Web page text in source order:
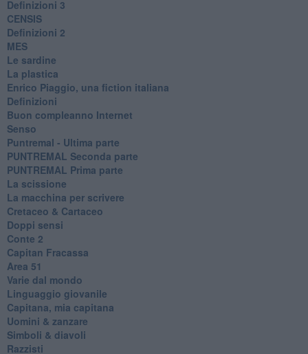
Definizioni 3
CENSIS
​Definizioni 2
MES
Le sardine
La plastica
​Enrico Piaggio, una fiction italiana
Definizioni
​Buon compleanno Internet
Senso
Puntremal - Ultima parte
PUNTREMAL Seconda parte
​PUNTREMAL Prima parte
La scissione
La macchina per scrivere
Cretaceo & Cartaceo
Doppi sensi
​Conte 2
​Capitan Fracassa
​Area 51
Varie dal mondo
​Linguaggio giovanile
​Capitana, mia capitana
Uomini & zanzare
​Simboli & diavoli
Razzisti